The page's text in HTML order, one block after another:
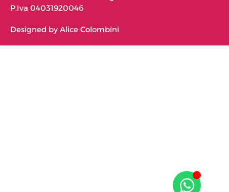
P.Iva 04031920046
Designed by Alice Colombini